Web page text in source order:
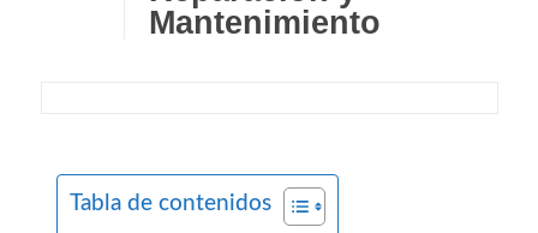
Mantenimiento
Tabla de contenidos